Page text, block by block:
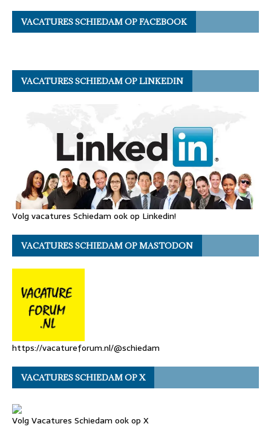
VACATURES SCHIEDAM OP FACEBOOK
VACATURES SCHIEDAM OP LINKEDIN
Volg vacatures Schiedam ook op Linkedin!
VACATURES SCHIEDAM OP MASTODON
https://vacatureforum.nl/@schiedam
VACATURES SCHIEDAM OP X
Volg Vacatures Schiedam ook op X